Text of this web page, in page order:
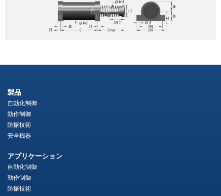
製品
自動化制御
動作制御
防振技術
安全機器
アプリケーション
自動化制御
動作制御
防振技術